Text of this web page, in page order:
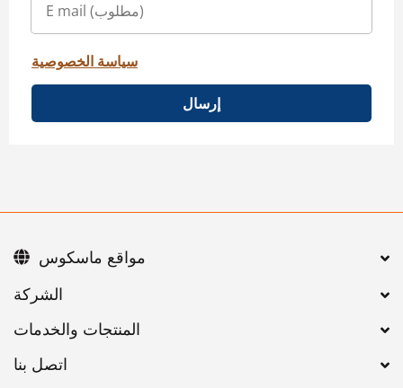
سياسة الخصوصية
إرسال
اتصل بنا
مواقع ماسكوس